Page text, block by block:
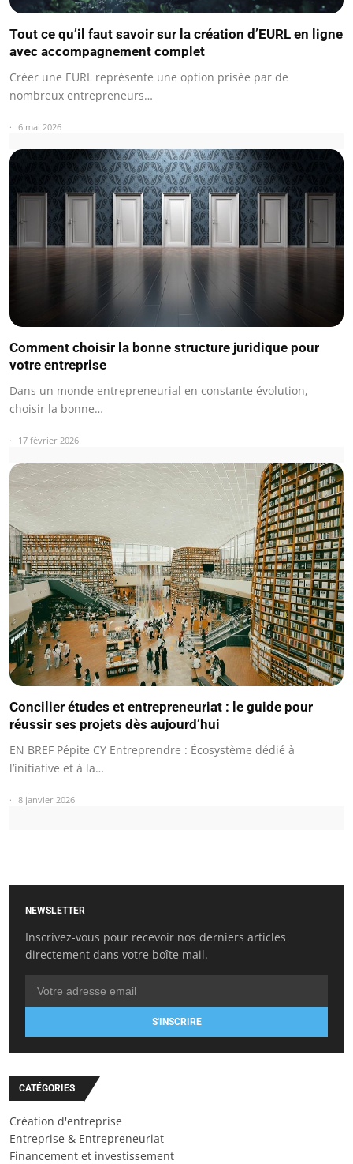
Tout ce qu’il faut savoir sur la création d’EURL en ligne
avec accompagnement complet
Créer une EURL représente une option prisée par de
nombreux entrepreneurs…
6 mai 2026
Comment choisir la bonne structure juridique pour
votre entreprise
Dans un monde entrepreneurial en constante évolution,
choisir la bonne…
17 février 2026
Concilier études et entrepreneuriat : le guide pour
réussir ses projets dès aujourd’hui
EN BREF Pépite CY Entreprendre : Écosystème dédié à
l’initiative et à la…
8 janvier 2026
NEWSLETTER
Inscrivez-vous pour recevoir nos derniers articles
directement dans votre boîte mail.
S'INSCRIRE
CATÉGORIES
Création d'entreprise
Entreprise & Entrepreneuriat
Financement et investissement